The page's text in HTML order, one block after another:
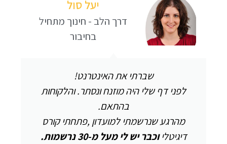
שברתי את האינטרנט!
לפני דף שלי היה מוזנח ונסתר. והלקוחות
בהתאם.
מהרגע שנרשמתי למועדון ,פתחתי קורס
דיגיטליוכבר יש לי מעל מ-30 נרשמות.
יעל סול
דרך הלב - חינוך מתחיל
בחיבור